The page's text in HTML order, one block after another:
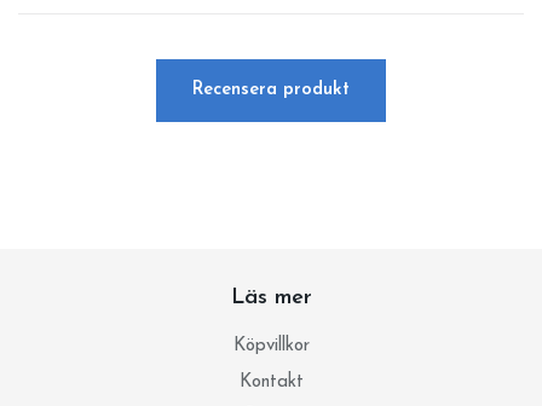
Recensera produkt
Läs mer
Köpvillkor
Kontakt